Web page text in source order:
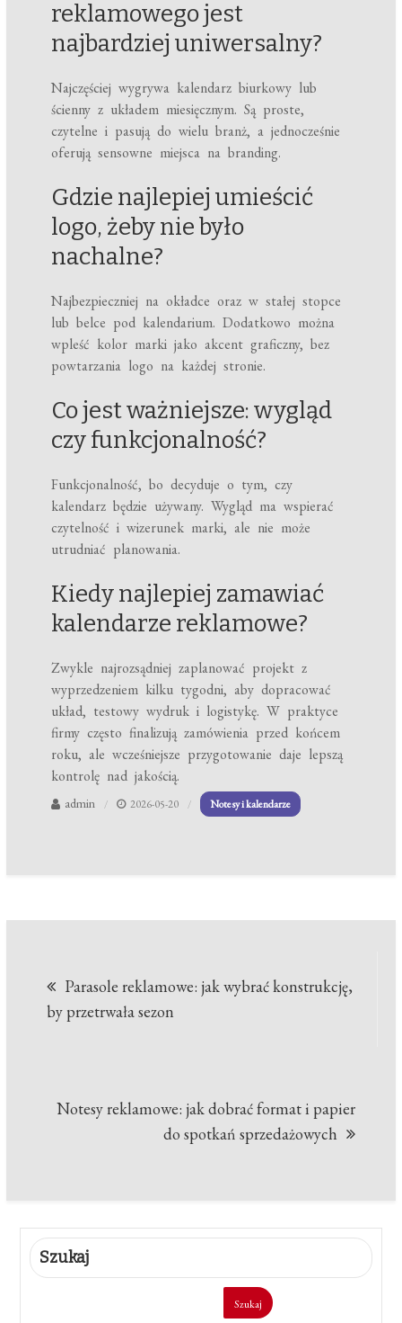
reklamowego jest
najbardziej uniwersalny?
Najczęściej wygrywa kalendarz biurkowy lub
ścienny z układem miesięcznym. Są proste,
czytelne i pasują do wielu branż, a jednocześnie
oferują sensowne miejsca na branding.
Gdzie najlepiej umieścić
logo, żeby nie było
nachalne?
Najbezpieczniej na okładce oraz w stałej stopce
lub belce pod kalendarium. Dodatkowo można
wpleść kolor marki jako akcent graficzny, bez
powtarzania logo na każdej stronie.
Co jest ważniejsze: wygląd
czy funkcjonalność?
Funkcjonalność, bo decyduje o tym, czy
kalendarz będzie używany. Wygląd ma wspierać
czytelność i wizerunek marki, ale nie może
utrudniać planowania.
Kiedy najlepiej zamawiać
kalendarze reklamowe?
Zwykle najrozsądniej zaplanować projekt z
wyprzedzeniem kilku tygodni, aby dopracować
układ, testowy wydruk i logistykę. W praktyce
firmy często finalizują zamówienia przed końcem
roku, ale wcześniejsze przygotowanie daje lepszą
kontrolę nad jakością.
admin 2026-05-20 Notesy i kalendarze
wpisu
Parasole reklamowe: jak wybrać konstrukcję,
by przetrwała sezon
Notesy reklamowe: jak dobrać format i papier
do spotkań sprzedażowych
Szukaj
Szukaj